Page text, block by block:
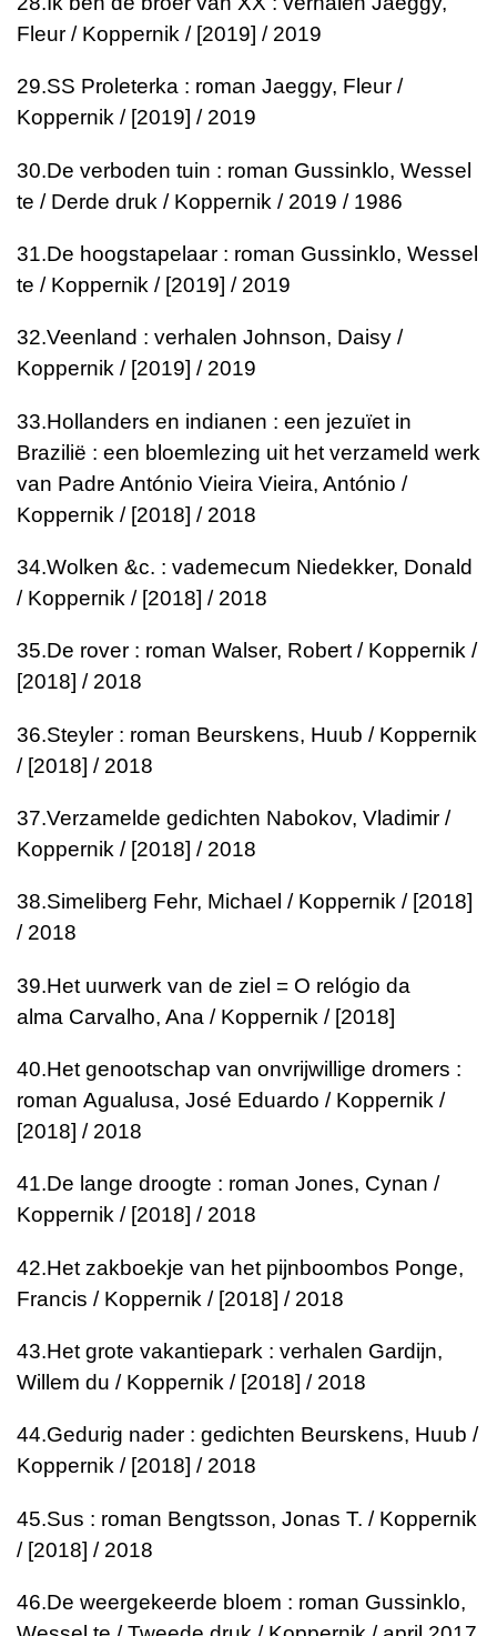
Fleur / Koppernik / [2019] / 2019
29.SS Proleterka : roman Jaeggy, Fleur /
Koppernik / [2019] / 2019
30.De verboden tuin : roman Gussinklo, Wessel
te / Derde druk / Koppernik / 2019 / 1986
31.De hoogstapelaar : roman Gussinklo, Wessel
te / Koppernik / [2019] / 2019
32.Veenland : verhalen Johnson, Daisy /
Koppernik / [2019] / 2019
33.Hollanders en indianen : een jezuïet in
Brazilië : een bloemlezing uit het verzameld werk
van Padre António Vieira Vieira, António /
Koppernik / [2018] / 2018
34.Wolken &c. : vademecum Niedekker, Donald
/ Koppernik / [2018] / 2018
35.De rover : roman Walser, Robert / Koppernik /
[2018] / 2018
36.Steyler : roman Beurskens, Huub / Koppernik
/ [2018] / 2018
37.Verzamelde gedichten Nabokov, Vladimir /
Koppernik / [2018] / 2018
38.Simeliberg Fehr, Michael / Koppernik / [2018]
/ 2018
39.Het uurwerk van de ziel = O relógio da
alma Carvalho, Ana / Koppernik / [2018]
40.Het genootschap van onvrijwillige dromers :
roman Agualusa, José Eduardo / Koppernik /
[2018] / 2018
41.De lange droogte : roman Jones, Cynan /
Koppernik / [2018] / 2018
42.Het zakboekje van het pijnboombos Ponge,
Francis / Koppernik / [2018] / 2018
43.Het grote vakantiepark : verhalen Gardijn,
Willem du / Koppernik / [2018] / 2018
44.Gedurig nader : gedichten Beurskens, Huub /
Koppernik / [2018] / 2018
45.Sus : roman Bengtsson, Jonas T. / Koppernik
/ [2018] / 2018
46.De weergekeerde bloem : roman Gussinklo,